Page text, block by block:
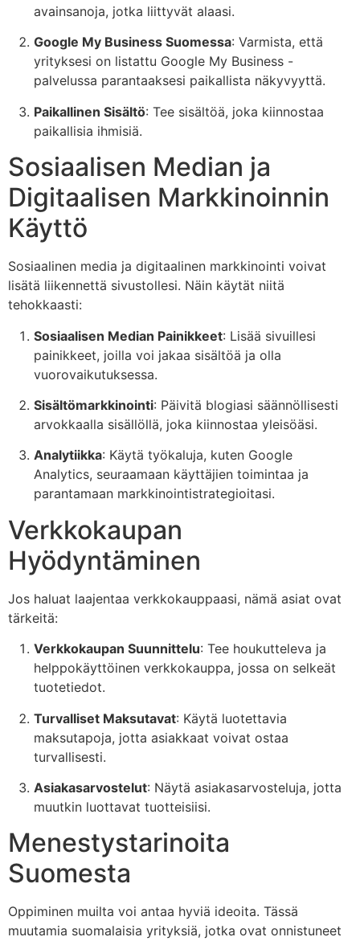
avainsanoja, jotka liittyvät alaasi.
Google My Business Suomessa: Varmista, että
yrityksesi on listattu Google My Business -
palvelussa parantaaksesi paikallista näkyvyyttä.
Paikallinen Sisältö: Tee sisältöä, joka kiinnostaa
paikallisia ihmisiä.
Sosiaalisen Median ja
Digitaalisen Markkinoinnin
Käyttö
Sosiaalinen media ja digitaalinen markkinointi voivat
lisätä liikennettä sivustollesi. Näin käytät niitä
tehokkaasti:
Sosiaalisen Median Painikkeet: Lisää sivuillesi
painikkeet, joilla voi jakaa sisältöä ja olla
vuorovaikutuksessa.
Sisältömarkkinointi: Päivitä blogiasi säännöllisesti
arvokkaalla sisällöllä, joka kiinnostaa yleisöäsi.
Analytiikka: Käytä työkaluja, kuten Google
Analytics, seuraamaan käyttäjien toimintaa ja
parantamaan markkinointistrategioitasi.
Verkkokaupan
Hyödyntäminen
Jos haluat laajentaa verkkokauppaasi, nämä asiat ovat
tärkeitä:
Verkkokaupan Suunnittelu: Tee houkutteleva ja
helppokäyttöinen verkkokauppa, jossa on selkeät
tuotetiedot.
Turvalliset Maksutavat: Käytä luotettavia
maksutapoja, jotta asiakkaat voivat ostaa
turvallisesti.
Asiakasarvostelut: Näytä asiakasarvosteluja, jotta
muutkin luottavat tuotteisiisi.
Menestystarinoita
Suomesta
Oppiminen muilta voi antaa hyviä ideoita. Tässä
muutamia suomalaisia yrityksiä, jotka ovat onnistuneet